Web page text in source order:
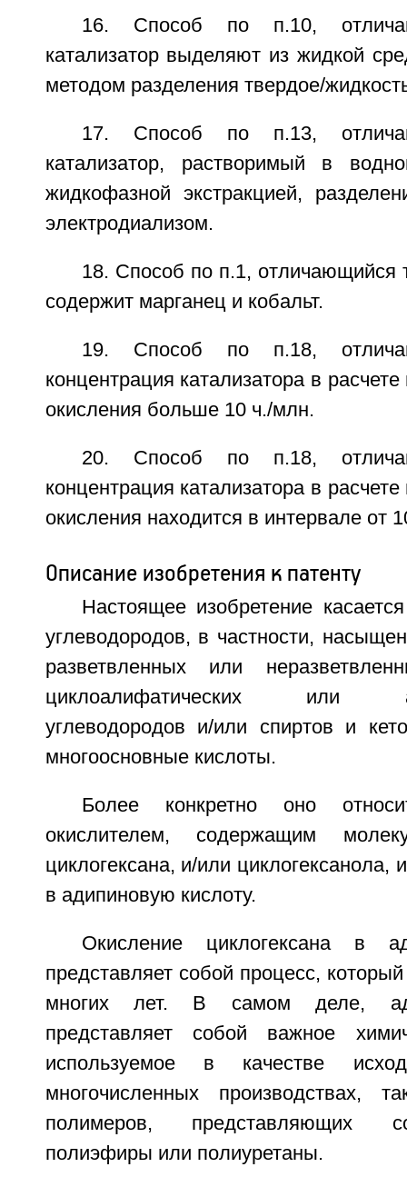
16. Способ по п.10,
катализатор выделяют из жидкой
методом разделения твердое/
17. Способ по п.13,
катализатор, растворимый в
жидкофазной экстракцией,
электродиализом.
18. Способ по п.1, отличающийся
содержит марганец и кобальт.
19. Способ по п.18,
концентрация катализатора в
окисления больше 10 ч./млн.
20. Способ по п.18,
концентрация катализатора в
окисления находится в интервале от
Описание изобретения к патенту
Настоящее изобретение
углеводородов, в частности,
разветвленных или
циклоалифатических или
углеводородов и/или спиртов и
многоосновные кислоты.
Более конкретно оно
окислителем, содержащим
циклогексана, и/или циклогексанола,
в адипиновую кислоту.
Окисление циклогексана в
представляет собой процесс,
многих лет. В самом деле,
представляет собой важное
используемое в качестве
многочисленных производствах,
полимеров, представляющих
полиэфиры или полиуретаны.